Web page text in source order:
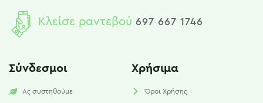
Κλείσε ραντεβού 697 667 1746
Σύνδεσμοι
Ας συστηθούμε
Χρήσιμα
Όροι Χρήσης